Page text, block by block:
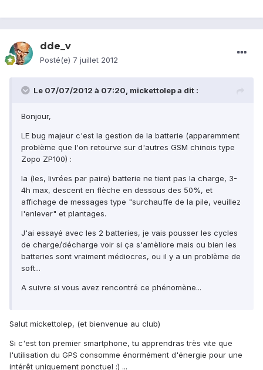
dde_v
Posté(e) 7 juillet 2012
Le 07/07/2012 à 07:20, mickettolep a dit :
Bonjour,
LE bug majeur c'est la gestion de la batterie (apparemment
problème que l'on retourve sur d'autres GSM chinois type
Zopo ZP100) :
la (les, livrées par paire) batterie ne tient pas la charge, 3-
4h max, descent en flèche en dessous des 50%, et
affichage de messages type "surchauffe de la pile, veuillez
l'enlever" et plantages.
J'ai essayé avec les 2 batteries, je vais pousser les cycles
de charge/décharge voir si ça s'amèliore mais ou bien les
batteries sont vraiment médiocres, ou il y a un problème de
soft...
A suivre si vous avez rencontré ce phénomène...
Salut mickettolep, (et bienvenue au club)
Si c'est ton premier smartphone, tu apprendras très vite que
l'utilisation du GPS consomme énormément d'énergie pour une
intérêt uniquement ponctuel :) ...